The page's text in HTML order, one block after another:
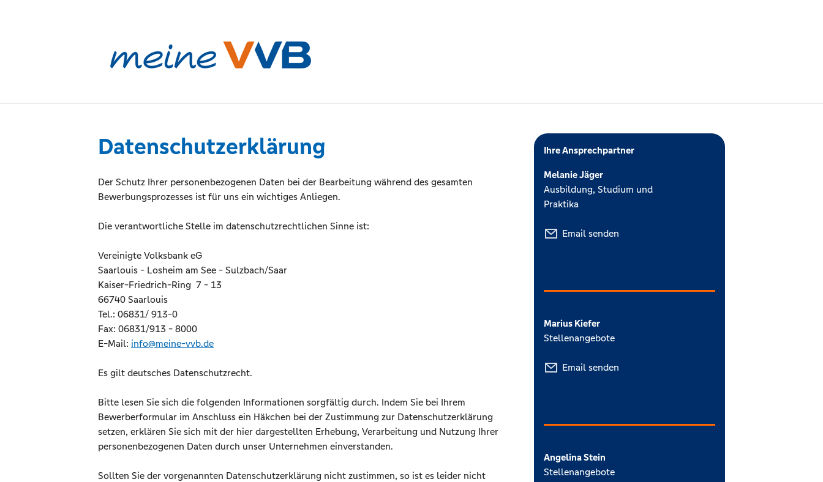
Ihre Ansprechpartner
Melanie Jäger
Ausbildung, Studium und
Praktika
Email senden
Marius Kiefer
Stellenangebote
Email senden
Angelina Stein
Stellenangebote
Datenschutzerklärung
Der Schutz Ihrer personenbezogenen Daten bei der Bearbeitung während des gesamten
Bewerbungsprozesses ist für uns ein wichtiges Anliegen.
Die verantwortliche Stelle im datenschutzrechtlichen Sinne ist:
Vereinigte Volksbank eG
Saarlouis - Losheim am See - Sulzbach/Saar
Kaiser-Friedrich-Ring 7 - 13
66740 Saarlouis
Tel.: 06831/ 913-0
Fax: 06831/913 - 8000
E-Mail: info@meine-vvb.de
Es gilt deutsches Datenschutzrecht.
Bitte lesen Sie sich die folgenden Informationen sorgfältig durch. Indem Sie bei Ihrem
Bewerberformular im Anschluss ein Häkchen bei der Zustimmung zur Datenschutzerklärung
setzen, erklären Sie sich mit der hier dargestellten Erhebung, Verarbeitung und Nutzung Ihrer
personenbezogenen Daten durch unser Unternehmen einverstanden.
Sollten Sie der vorgenannten Datenschutzerklärung nicht zustimmen, so ist es leider nicht